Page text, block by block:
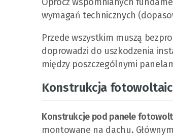
wymagań technicznych
Przede wszystkim muszą
doprowadzi do uszkodzenia
między poszczególnymi
Konstrukcja
Konstrukcje pod panele
montowane na dachu.